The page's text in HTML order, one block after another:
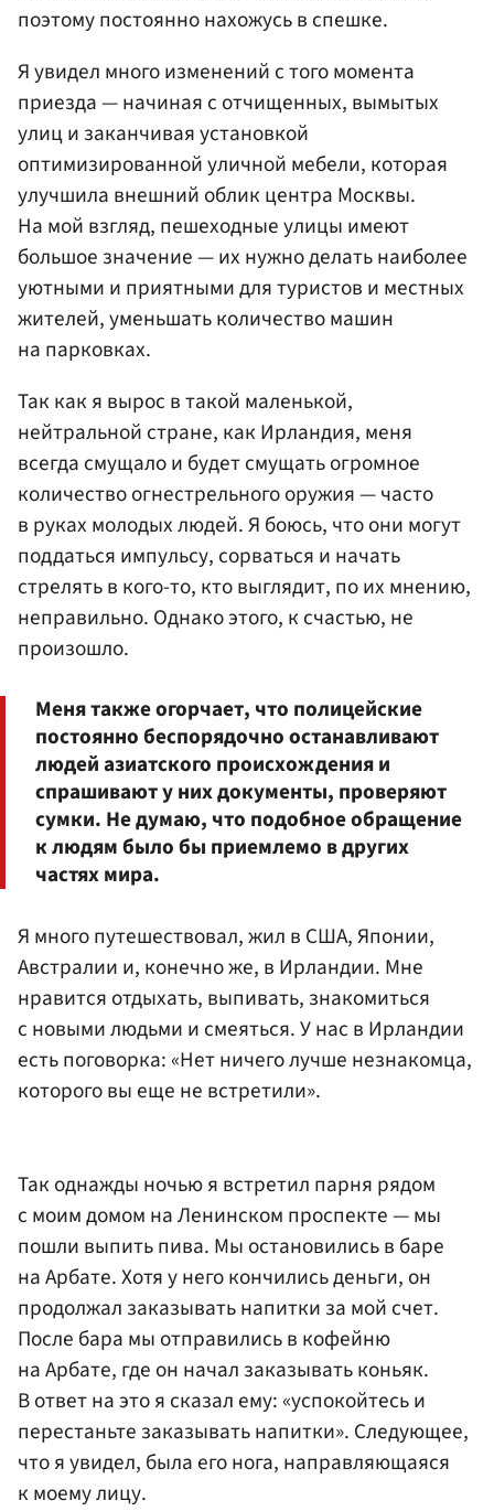
поэтому постоянно нахожусь в спешке.
Я увидел много изменений с того момента
приезда — начиная с отчищенных, вымытых
улиц и заканчивая установкой
оптимизированной уличной мебели, которая
улучшила внешний облик центра Москвы.
На мой взгляд, пешеходные улицы имеют
большое значение — их нужно делать наиболее
уютными и приятными для туристов и местных
жителей, уменьшать количество машин
на парковках.
Так как я вырос в такой маленькой,
нейтральной стране, как Ирландия, меня
всегда смущало и будет смущать огромное
количество огнестрельного оружия — часто
в руках молодых людей. Я боюсь, что они могут
поддаться импульсу, сорваться и начать
стрелять в кого-то, кто выглядит, по их мнению,
неправильно. Однако этого, к счастью, не
произошло.
Меня также огорчает, что полицейские
постоянно беспорядочно останавливают
людей азиатского происхождения и
спрашивают у них документы, проверяют
сумки. Не думаю, что подобное обращение
к людям было бы приемлемо в других
частях мира.
Я много путешествовал, жил в США, Японии,
Австралии и, конечно же, в Ирландии. Мне
нравится отдыхать, выпивать, знакомиться
с новыми людьми и смеяться. У нас в Ирландии
есть поговорка: «Нет ничего лучше незнакомца,
которого вы еще не встретили».
Так однажды ночью я встретил парня рядом
с моим домом на Ленинском проспекте — мы
пошли выпить пива. Мы остановились в баре
на Арбате. Хотя у него кончились деньги, он
продолжал заказывать напитки за мой счет.
После бара мы отправились в кофейню
на Арбате, где он начал заказывать коньяк.
В ответ на это я сказал ему: «успокойтесь и
перестаньте заказывать напитки». Следующее,
что я увидел, была его нога, направляющаяся
к моему лицу.